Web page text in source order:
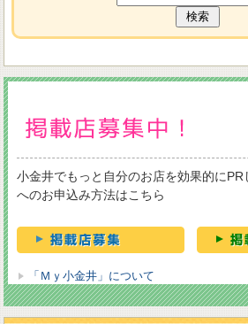
小金井でもっと自分のお店を効果的にPR
へのお申込み方法はこちら
「Ｍｙ小金井」について